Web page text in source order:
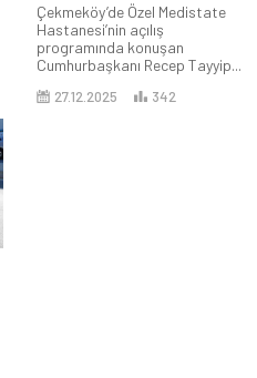
Çekmeköy’de Özel Medistate
Hastanesi’nin açılış
programında konuşan
Cumhurbaşkanı Recep Tayyip...
27.12.2025 342